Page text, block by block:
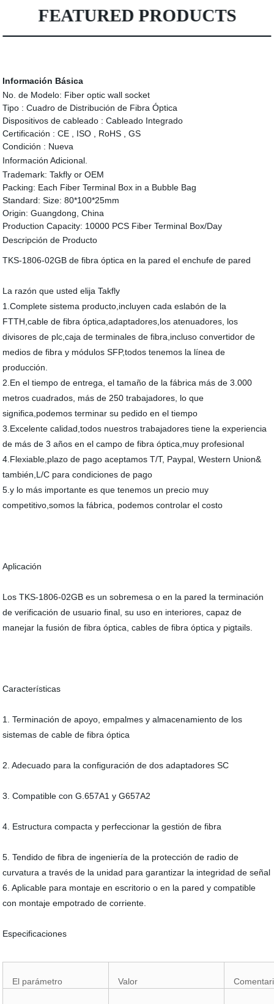
FEATURED PRODUCTS
Información Básica
No. de Modelo: Fiber optic wall socket
Tipo : Cuadro de Distribución de Fibra Óptica
Dispositivos de cableado : Cableado Integrado
Certificación : CE , ISO , RoHS , GS
Condición : Nueva
Información Adicional.
Trademark: Takfly or OEM
Packing: Each Fiber Terminal Box in a Bubble Bag
Standard: Size: 80*100*25mm
Origin: Guangdong, China
Production Capacity: 10000 PCS Fiber Terminal Box/Day
Descripción de Producto
TKS-1806-02GB de fibra óptica en la pared el enchufe de pared
La razón que usted elija Takfly
1.Complete sistema producto,incluyen cada eslabón de la
FTTH,cable de fibra óptica,adaptadores,los atenuadores, los
divisores de plc,caja de terminales de fibra,incluso convertidor de
medios de fibra y módulos SFP,todos tenemos la línea de
producción.
2.En el tiempo de entrega, el tamaño de la fábrica más de 3.000
metros cuadrados, más de 250 trabajadores, lo que
significa,podemos terminar su pedido en el tiempo
3.Excelente calidad,todos nuestros trabajadores tiene la experiencia
de más de 3 años en el campo de fibra óptica,muy profesional
4.Flexiable,plazo de pago aceptamos T/T, Paypal, Western Union&
también,L/C para condiciones de pago
5.y lo más importante es que tenemos un precio muy
competitivo,somos la fábrica, podemos controlar el costo
Aplicación
Los TKS-1806-02GB es un sobremesa o en la pared la terminación
de verificación de usuario final, su uso en interiores, capaz de
manejar la fusión de fibra óptica, cables de fibra óptica y pigtails.
Características
1. Terminación de apoyo, empalmes y almacenamiento de los
sistemas de cable de fibra óptica
2. Adecuado para la configuración de dos adaptadores SC
3. Compatible con G.657A1 y G657A2
4. Estructura compacta y perfeccionar la gestión de fibra
5. Tendido de fibra de ingeniería de la protección de radio de
curvatura a través de la unidad para garantizar la integridad de señal
6. Aplicable para montaje en escritorio o en la pared y compatible
con montaje empotrado de corriente.
Especificaciones
El parámetro Valor